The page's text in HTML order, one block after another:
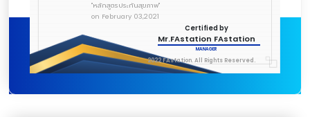
"หลักสูตรประกันสุขภาพ"
on February 03,2021
Certified by
Mr.FAstation FAstation
MANAGER
2022 FAstation. All Rights Reserved.